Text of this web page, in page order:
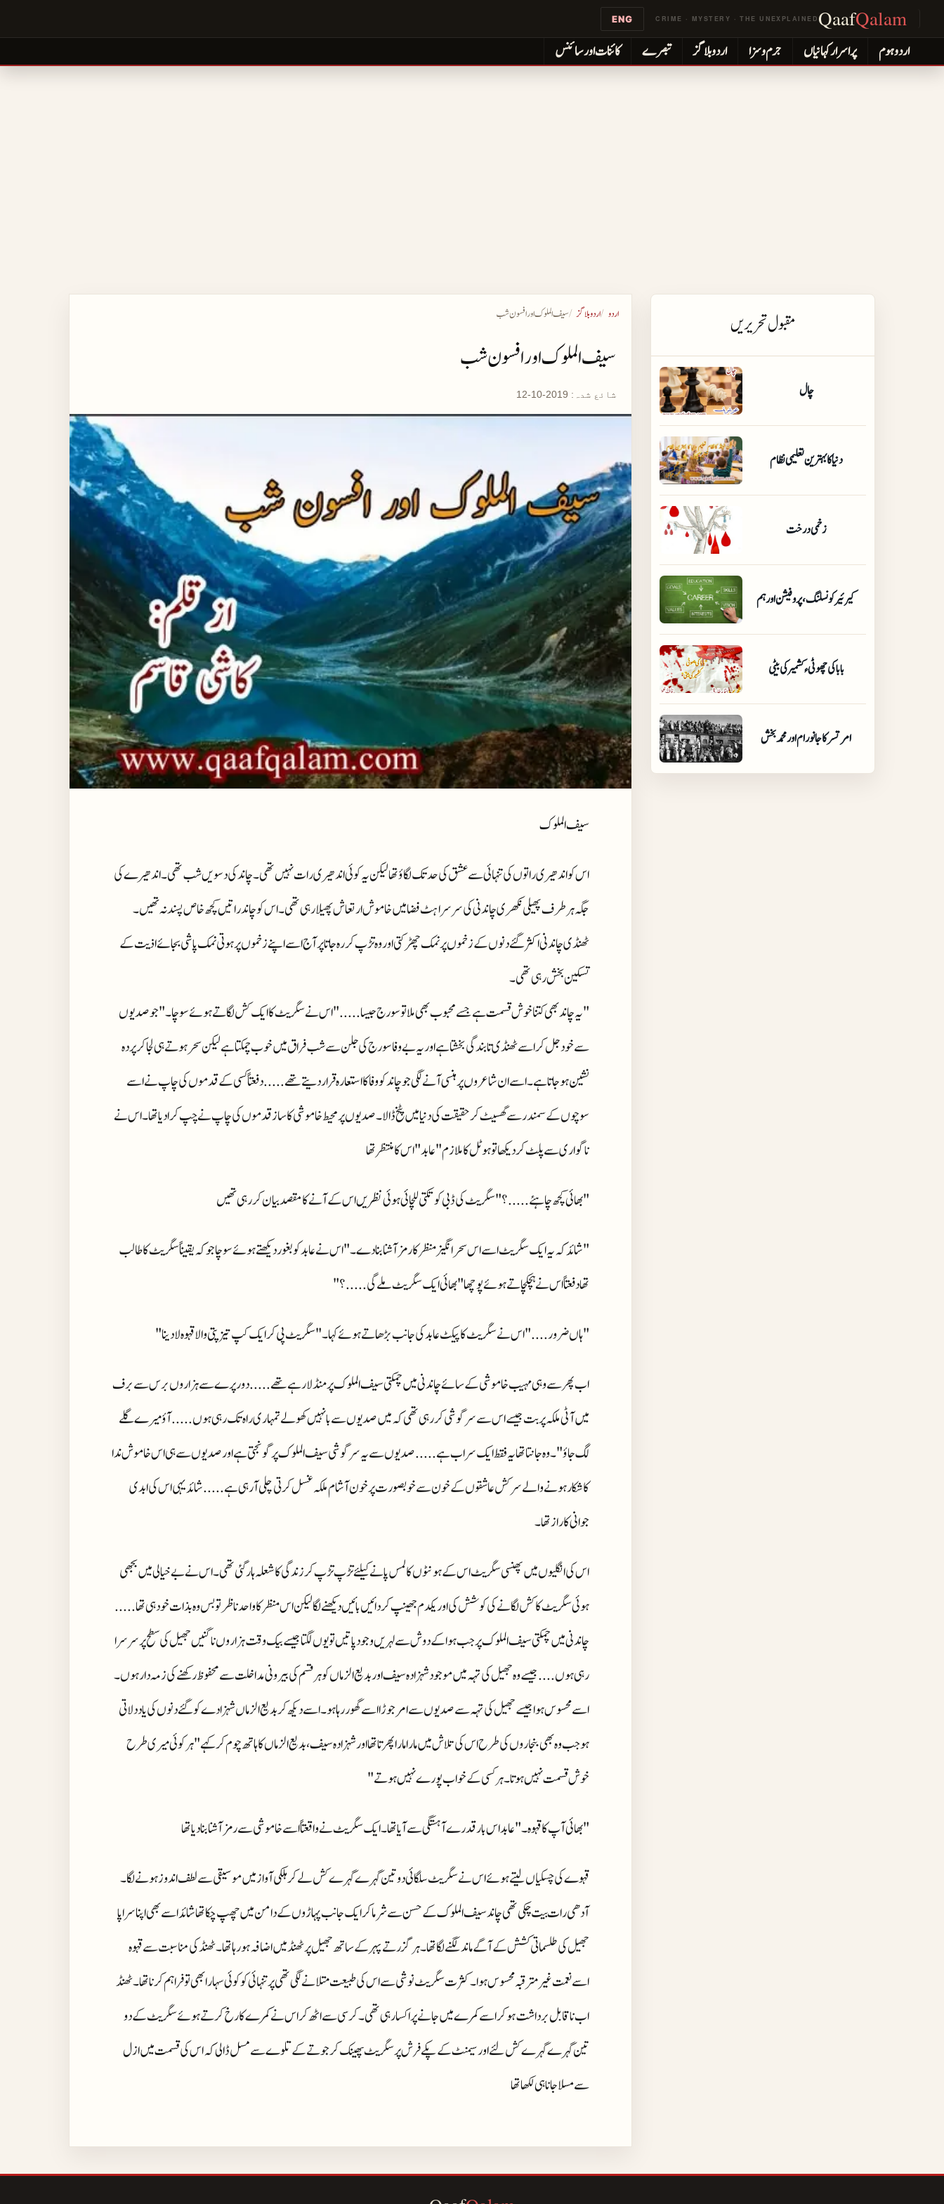
QaafQalam
CRIME · MYSTERY · THE UNEXPLAINED
ENG
اردو ہوم پراسرار کہانیاں جرم و سزا اردو بلاگز تبصرے کائنات اور سائنس
اردو اردو بلاگز سیف الملوک اور افسون شب
سیف الملوک اور افسون شب
شائع شدہ: 2019-10-12
سیف الملوک
اس کو اندھیری راتوں کی تنہائی سے عشق کی حد تک لگاؤ تھا لیکن یہ کوئی اندھیری رات نہیں تھی ۔ چاند کی دسویں شب تھی ۔ اندھیرے کی
جگہ ہر طرف پھیلی نکھری چاندنی کی سرسراہٹ فضا میں خاموش ارتعاش پھیلا رہی تھی ۔ اس کو چاند راتیں کچھ خاص پسند نہ تھیں ۔
ٹھنڈی چاندنی اکثر گئے دنوں کے زخموں پر نمک چھڑکتی اور وہ تڑپ کر رہ جاتا پر آج اسے اپنے زخموں پر ہوتی نمک پاشی بجائے اذیت کے
تسکین بخش رہی تھی ۔
"یہ چاند بھی کتنا خوش قسمت ہے جسے محبوب بھی ملا تو سورج جیسا ....." اس نے سگریٹ کا ایک کش لگاتے ہوئے سوچا ۔ "جو صدیوں
سے خود جل کر اسے ٹھنڈی تابندگی بخشتا ہے اور یہ بے وفا سورج کی جلن سے شب فراق میں خوب چمکتا ہے لیکن سحر ہوتے ہی لجا کر پردہ
نشین ہوجاتا ہے ۔ اسے ان شاعروں پر ہنسی آنے لگی جو چاند کو وفا کا استعارہ قرار دیتے تھے ..... دفعتاً کسی کے قدموں کی چاپ نے اسے
سوچوں کے سمندر سے گھسیٹ کر حقیقت کی دنیا میں پٹخ ڈالا ۔ صدیوں پر محیط خاموشی کا ساز قدموں کی چاپ نے چپ کرا دیا تھا ۔ اس نے
ناگواری سے پلٹ کر دیکھا تو ہوٹل کا ملازم "عابد" اس کا منتظر تھا
"بھائی کچھ چاہئے.....؟" سگریٹ کی ڈبی کو تکتی للچائی ہوئی نظریں اس کے آنے کا مقصد بیان کررہی تھیں
"شائد کہ یہ ایک سگریٹ اسے اس سحرانگیز منظر کا رمز آشنا بنا دے ۔ " اس نے عابد کو بغور دیکھتے ہوئے سوچا جو کہ یقیناً سگریٹ کا طالب
تھا دفعتاً اس نے ہچکچاتے ہوئے پوچھا "بھائی ایک سگریٹ ملے گی.....؟"
"ہاں ضرور ...." اس نے سگریٹ کا پیکٹ عابد کی جانب بڑھاتے ہوئے کہا ۔ "سگریٹ پی کر ایک کپ تیز پتی والا قہوہ لا دینا"
اب پھر سے وہی مہیب خاموشی کے سائے چاندنی میں چمکتی سیف الملوک پر منڈلا رہے تھے ..... دور پرے سے ہزاروں برس سے برف
میں آٹی ملکہ پربت جیسے اس سے سرگوشی کررہی تھی کہ میں صدیوں سے بانہیں کھولے تمہاری راہ تک رہی ہوں ..... آؤ میرے گلے
لگ جاؤ" ۔ وہ جانتا تھا یہ فقط ایک سراب ہے ..... صدیوں سے یہ سرگوشی سیف الملوک پر گونجتی ہے اور صدیوں سے ہی اس خاموش ندا
کا شکار ہونے والے سرکش عاشقوں کے خون سے خوبصورت پر خون آشام ملکہ غسل کرتی چلی آرہی ہے ..... شائد یہی اس کی ابدی
جوانی کا راز تھا ۔
اس کی انگلیوں میں پھنسی سگریٹ اس کے ہونٹوں کا لمس پانے کیلئے تڑپ تڑپ کر زندگی کا شعلہ ہار گئی تھی ۔ اس نے بے خیالی میں بجھی
ہوئی سگریٹ کا کش لگانے کی کوشش کی اور یکدم جھینپ کر دائیں بائیں دیکھنے لگا لیکن اس منظر کا واحد ناظر تو بس وہ بذات خود ہی تھا .....
چاندنی میں چمکتی سیف الملوک پر جب ہوا کے دوش سے لہریں وجود پاتیں تو یوں لگتا جیسے بیک وقت ہزاروں ناگنیں جھیل کی سطح پر سرسرا
رہی ہوں .... جیسے وہ جھیل کی تہہ میں موجود شہزادہ سیف اور بدیع الزماں کو ہر قسم کی بیرونی مداخلت سے محفوظ رکھنے کی زمہ دار ہوں ۔
اسے محسوس ہوا جیسے جھیل کی تہہ سے صدیوں سے امر جوڑا اسے گھور رہا ہو ۔ اسے دیکھ کر بدیع الزماں شہزادے کو گئے دنوں کی یاد دلاتی
ہو جب وہ بھی بنجاروں کی طرح اس کی تلاش میں مارا مارا پھرتا تھا اور شہزادہ سیف ، بدیع الزماں کا ہاتھ چوم کر کہے "ہر کوئی میری طرح
خوش قسمت نہیں ہوتا ۔ ہر کسی کے خواب پورے نہیں ہوتے"
"بھائی آپ کا قہوہ ۔ " عابد اس بار قدرے آہستگی سے آیا تھا ۔ ایک سگریٹ نے واقعتاً اسے خاموشی سے رمز آشنا بنا دیا تھا
قہوے کی چسکیاں لیتے ہوئے اس نے سگریٹ سلگائی دو تین گہرے گہرے کش لے کر ہلکی آواز میں موسیقی سے لطف اندوز ہونے لگا ۔
آدھی رات بیت چکی تھی چاند سیف الملوک کے حسن سے شرما کر ایک جانب پہاڑوں کے دامن میں چھپ چکا تھا شائد اسے بھی اپنا سراپا
جھیل کی طلسماتی کشش کے آگے ماند لگنے لگا تھا ۔ ہر گزرتے پہر کے ساتھ جھیل پر ٹھنڈ میں اضافہ ہورہا تھا ۔ ٹھنڈ کی مناسبت سے قہوہ
اسے نعمت غیر مترقبہ محسوس ہوا۔ کثرت سگریٹ نوشی سے اس کی طبیعت متلانے لگی تھی پر تنہائی کو کوئی سہارا بھی تو فراہم کرنا تھا ۔ ٹھنڈ
اب ناقابل برداشت ہوکر اسے کمرے میں جانے پر اکسا رہی تھی ۔ کرسی سے اٹھ کر اس نے کمرے کا رخ کرتے ہوئے سگریٹ کے دو
تین گہرے گہرے کش لئے اور سیمنٹ کے پکے فرش پر سگریٹ پھینک کر جوتے کے تلوے سے مسل ڈالی کہ اس کی قسمت میں ازل
سے مسلا جانا ہی لکھا تھا
مقبول تحریریں
چال
دنیا کا بہترین تعلیمی نظام
زخمی درخت
کیرئیر کونسلنگ،پروفیشن اور ہم
بابا کی چھوٹی ٫کشمیر کی بیٹی
امرتسر کا جانو رام اور محمد بخش